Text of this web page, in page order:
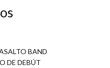
BAND
DE DEBÚT